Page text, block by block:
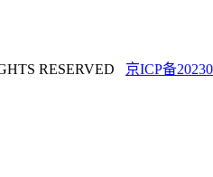
RESERVED 京ICP备